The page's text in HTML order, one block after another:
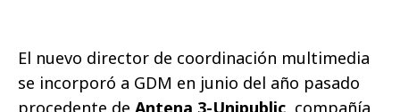
El nuevo director de coordinación multimedia
se incorporó a GDM en junio del año pasado